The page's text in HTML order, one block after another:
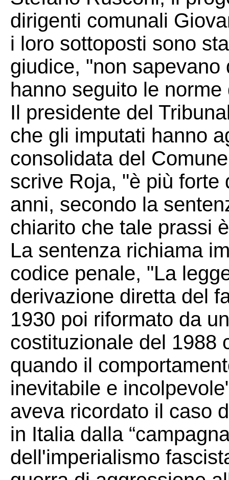
dirigenti comunali
i loro sottoposti sono
giudice, "non
hanno seguito le
Il presidente del
che gli imputati hanno
consolidata del
scrive Roja, "è più forte
anni, secondo la
chiarito che tale prassi
La sentenza richiama
codice penale, "La
derivazione diretta del
1930 poi riformato da
costituzionale del 1988
quando il
inevitabile e
aveva ricordato il caso
in Italia dalla
dell'imperialismo